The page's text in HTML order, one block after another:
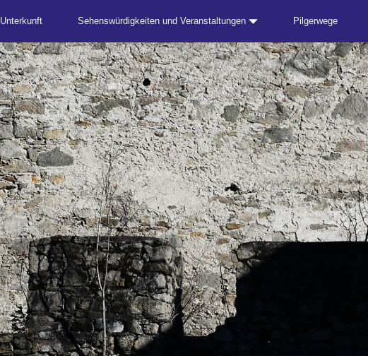
Unterkunft Sehenswürdigkeiten und Veranstaltungen Pilgerwege